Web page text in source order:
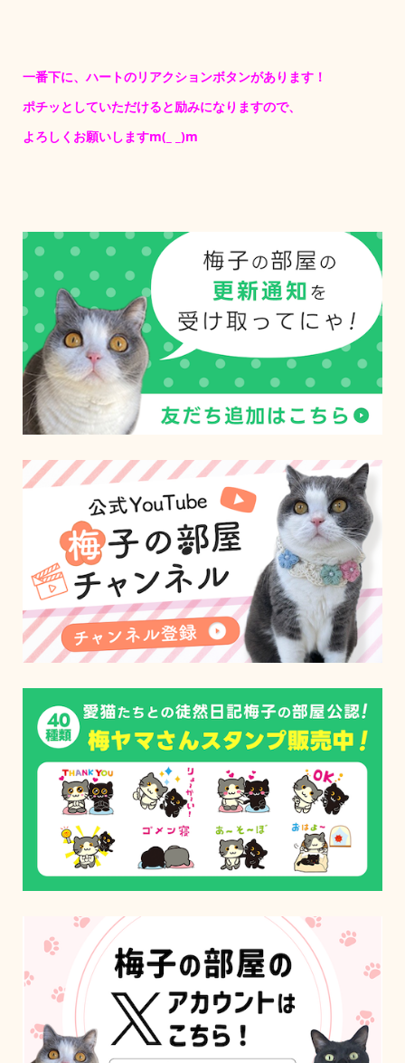
一番下に、ハートのリアクションボタンがあります！
ポチッとしていただけると励みになりますので、
よろしくお願いしますm(_ _)m